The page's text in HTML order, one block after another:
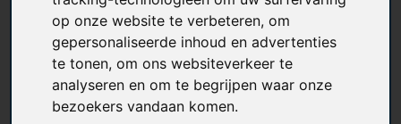
op onze website te verbeteren, om
gepersonaliseerde inhoud en advertenties
te tonen, om ons websiteverkeer te
analyseren en om te begrijpen waar onze
bezoekers vandaan komen.
bedrukken
Wil je een bedrukte handdoek als
promotiemateriaal of relatiegeschenk? Zet je
merk centraal en laatbadhanddoeken bedrukken
met jouw logo of bedrijfsnaam. De handdoeken